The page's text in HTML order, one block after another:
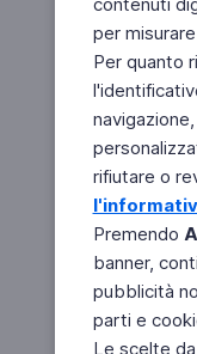
per
Per quanto
rifiutare o
Premendo
banner,
pubblicità
parti e
Le scelte